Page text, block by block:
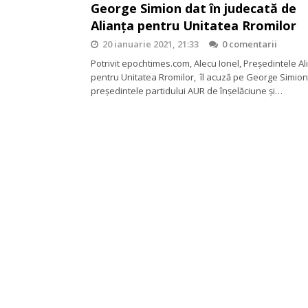
George Simion dat în judecată de
Alianța pentru Unitatea Rromilor
20 ianuarie 2021, 21:33
0 comentarii
Potrivit epochtimes.com, Alecu Ionel, Președintele
pentru Unitatea Rromilor, îl acuză pe George Simion
președintele partidului AUR de înșelăciune și…